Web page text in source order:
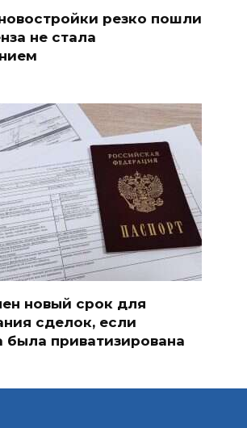
резко пошли
не стала
новый срок для
сделок, если
была приватизирована